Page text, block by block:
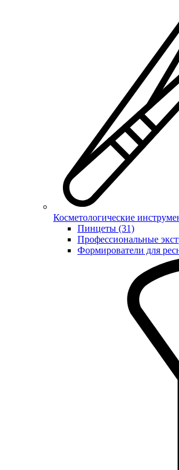
Косметологические
Пинцеты (31)
Профессиональные
Формирователи для